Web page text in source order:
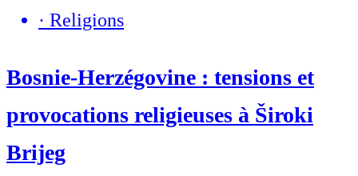
· Religions
Bosnie-Herzégovine : tensions et
provocations religieuses à Široki
Brijeg